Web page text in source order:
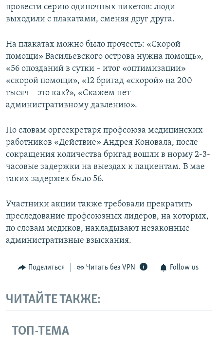
провести серию одиночных пикетов: люди
выходили с плакатами, сменяя друг друга.
На плакатах можно было прочесть: «Скорой
помощи» Васильевского острова нужна помощь»,
«56 опозданий в сутки – итог «оптимизации»
«скорой помощи», «12 бригад «скорой» на 200
тысяч – это как?», «Скажем нет
административному давлению».
По словам оргсекретаря профсоюза медицинских
работников «Действие» Андрея Коновала, после
сокращения количества бригад вошли в норму 2-3-
часовые задержки на выездах к пациентам. В мае
таких задержек было 56.
Участники акции также требовали прекратить
преследование профсоюзных лидеров, на которых,
по словам медиков, накладывают незаконные
административные взыскания.
Поделиться Читать без VPN Follow us
ЧИТАЙТЕ ТАКЖЕ:
ТОП-ТЕМА